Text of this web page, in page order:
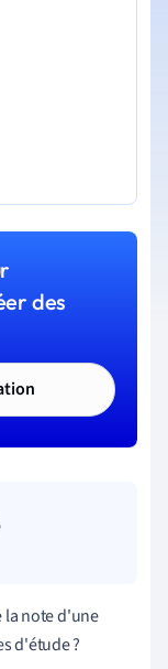
des
lanoted'une
d'étude?